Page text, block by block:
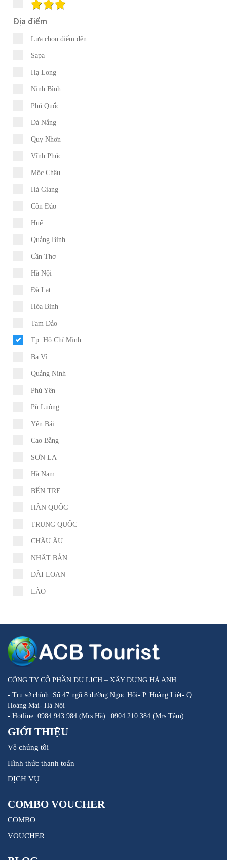
Địa điểm
Lựa chọn điểm đến
Sapa
Hạ Long
Ninh Bình
Phú Quốc
Đà Nẵng
Quy Nhơn
Vĩnh Phúc
Mộc Châu
Hà Giang
Côn Đảo
Huế
Quảng Bình
Cần Thơ
Hà Nội
Đà Lạt
Hòa Bình
Tam Đảo
Tp. Hồ Chí Minh
Ba Vì
Quảng Ninh
Phú Yên
Pù Luông
Yên Bái
Cao Bằng
SƠN LA
Hà Nam
BẾN TRE
HÀN QUỐC
TRUNG QUỐC
CHÂU ÂU
NHẬT BẢN
ĐÀI LOAN
LÀO
CÔNG TY CỔ PHẦN DU LỊCH – XÂY DỰNG HÀ ANH
- Trụ sở chính: Số 47 ngõ 8 đường Ngọc Hồi- P. Hoàng Liệt- Q.
Hoàng Mai- Hà Nội
- Hotline: 0984.943.984 (Mrs.Hà) | 0904.210.384 (Mrs.Tâm)
GIỚI THIỆU
Về chúng tôi
Hình thức thanh toán
DỊCH VỤ
COMBO VOUCHER
COMBO
VOUCHER